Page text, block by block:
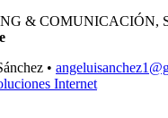
& COMUNICACIÓN,
•
Internet